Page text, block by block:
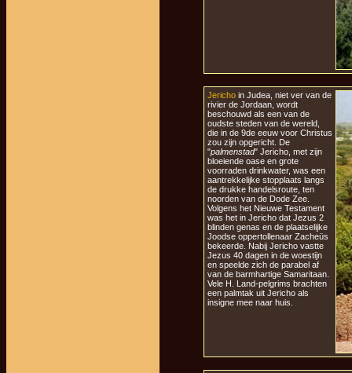
Jericho in Judea, niet ver van de
rivier de Jordaan, wordt
beschouwd als een van de
oudste steden van de wereld,
die in de 9de eeuw voor Christus
zou zijn opgericht. De
"palmenstad" Jericho, met zijn
bloeiende oase en grote
voorraden drinkwater, was een
aantrekkelijke stopplaats langs
de drukke handelsroute, ten
noorden van de Dode Zee.
Volgens het Nieuwe Testament
was het in Jericho dat Jezus 2
blinden genas en de plaatselijke
Joodse oppertollenaar Zacheüs
bekeerde. Nabij Jericho vastte
Jezus 40 dagen in de woestijn
en speelde zich de parabel af
van de barmhartige Samaritaan.
Vele H. Land-pelgrims brachten
een palmtak uit Jericho als
insigne mee naar huis.